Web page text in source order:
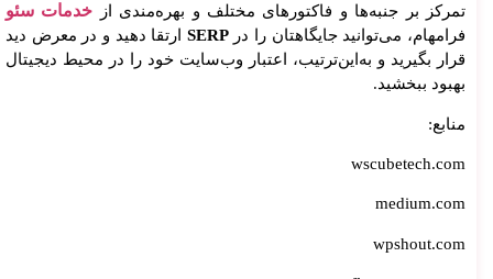
تمرکز بر جنبه‌ها و فاکتورهای مختلف و بهره‌مندی از خدمات سئو
فرامهام، می‌توانید جایگاهتان را درSERP ارتقا دهید و در معرض دید
قرار بگیرید و به‌این‌ترتیب، اعتبار وب‌سایت خود را در محیط دیجیتال
بهبود ببخشید.
منابع:
wscubetech.com
medium.com
wpshout.com